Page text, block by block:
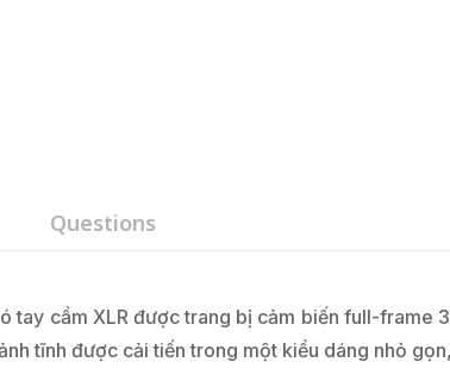
Questions
tay cầm XLR được trang bị cảm biến full-frame
tĩnh được cải tiến trong một kiểu dáng nhỏ